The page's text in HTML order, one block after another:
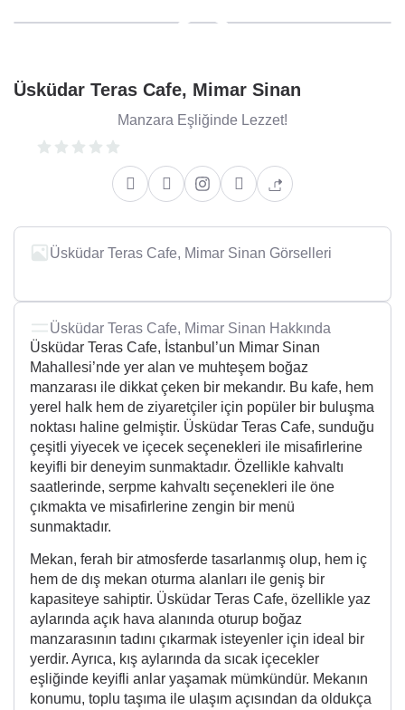
Üsküdar Teras Cafe, Mimar Sinan
Manzara Eşliğinde Lezzet!
Üsküdar Teras Cafe, Mimar Sinan Görselleri
Üsküdar Teras Cafe, Mimar Sinan Hakkında
Üsküdar Teras Cafe, İstanbul’un Mimar Sinan
Mahallesi’nde yer alan ve muhteşem boğaz
manzarası ile dikkat çeken bir mekandır. Bu kafe, hem
yerel halk hem de ziyaretçiler için popüler bir buluşma
noktası haline gelmiştir. Üsküdar Teras Cafe, sunduğu
çeşitli yiyecek ve içecek seçenekleri ile misafirlerine
keyifli bir deneyim sunmaktadır. Özellikle kahvaltı
saatlerinde, serpme kahvaltı seçenekleri ile öne
çıkmakta ve misafirlerine zengin bir menü
sunmaktadır.
Mekan, ferah bir atmosferde tasarlanmış olup, hem iç
hem de dış mekan oturma alanları ile geniş bir
kapasiteye sahiptir. Üsküdar Teras Cafe, özellikle yaz
aylarında açık hava alanında oturup boğaz
manzarasının tadını çıkarmak isteyenler için ideal bir
yerdir. Ayrıca, kış aylarında da sıcak içecekler
eşliğinde keyifli anlar yaşamak mümkündür. Mekanın
konumu, toplu taşıma ile ulaşım açısından da oldukça